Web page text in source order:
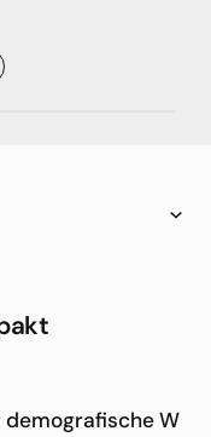
demografische W